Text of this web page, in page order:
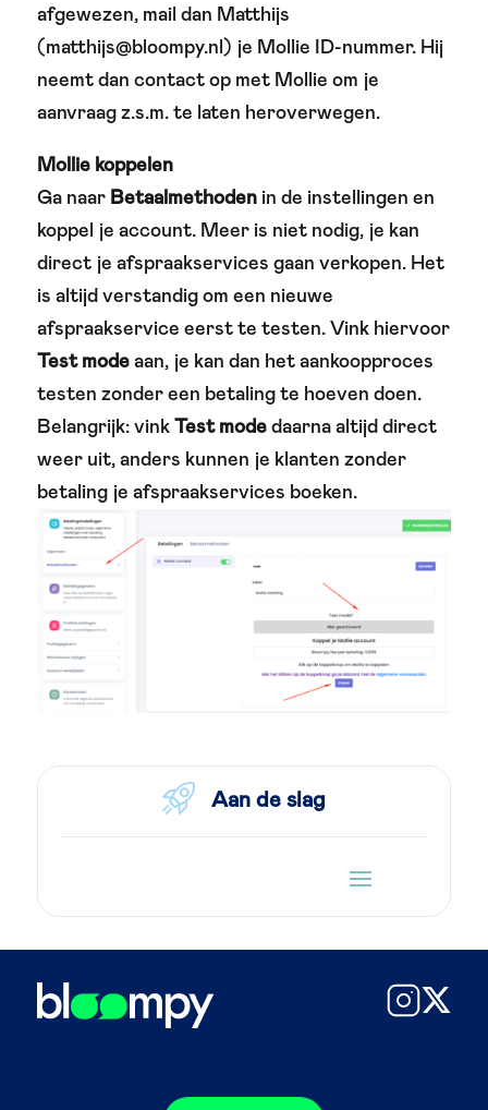
afgewezen, mail dan Matthijs
(matthijs@bloompy.nl) je Mollie ID-nummer. Hij
neemt dan contact op met Mollie om je
aanvraag z.s.m. te laten heroverwegen.
Mollie koppelen
Ga naar Betaalmethodenin de instellingen en
koppel je account. Meer is niet nodig, je kan
direct je afspraakservices gaan verkopen. Het
is altijd verstandig om een nieuwe
afspraakservice eerst te testen. Vink hiervoor
Test modeaan, je kan dan het aankoopproces
testen zonder een betaling te hoeven doen.
Belangrijk: vinkTest modedaarna altijd direct
weer uit, anders kunnen je klanten zonder
betaling je afspraakservices boeken.
Aan de slag